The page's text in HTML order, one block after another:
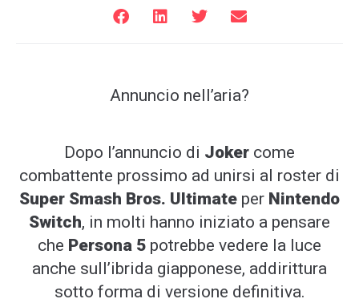
Annuncio nell’aria?
Dopo l’annuncio di Joker come
combattente prossimo ad unirsi al roster di
Super Smash Bros. Ultimate per Nintendo
Switch, in molti hanno iniziato a pensare
che Persona 5 potrebbe vedere la luce
anche sull’ibrida giapponese, addirittura
sotto forma di versione definitiva.